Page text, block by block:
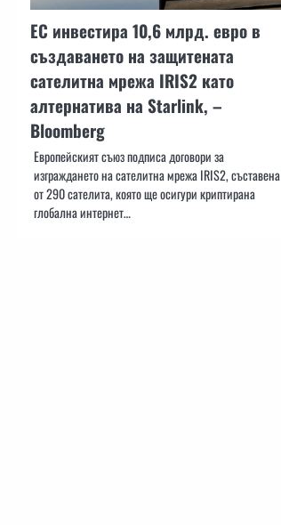
ЕС инвестира 10,6 млрд. евро в
създаването на защитената
сателитна мрежа IRIS2 като
алтернатива на Starlink, –
Bloomberg
Европейският съюз подписа договори за
изграждането на сателитна мрежа IRIS2, съставена
от 290 сателита, която ще осигури криптирана
глобална интернет…